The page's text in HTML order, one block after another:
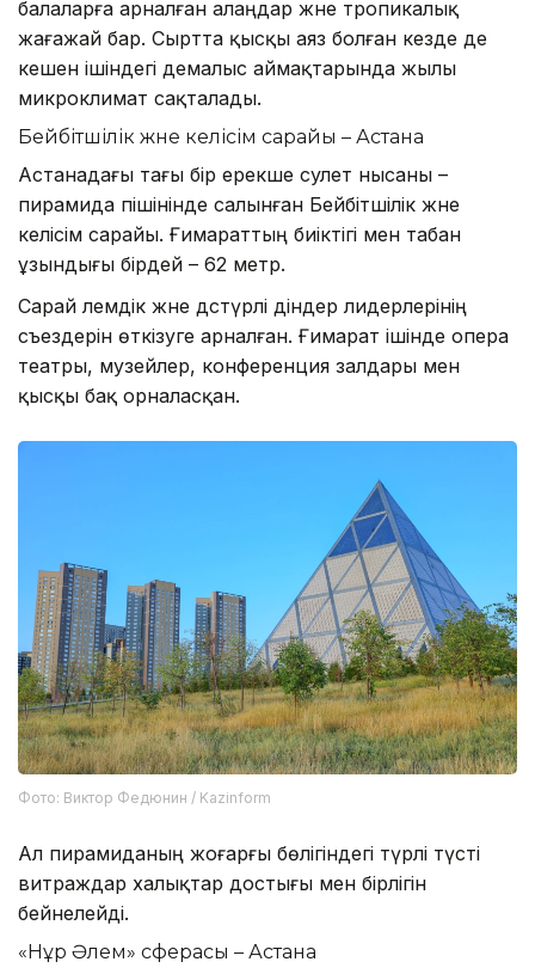
балаларға арналған алаңдар және тропикалық
жағажай бар. Сыртта қысқы аяз болған кезде де
кешен ішіндегі демалыс аймақтарында жылы
микроклимат сақталады.
Бейбітшілік және келісім сарайы – Астана
Астанадағы тағы бір ерекше сәулет нысаны –
пирамида пішінінде салынған Бейбітшілік және
келісім сарайы. Ғимараттың биіктігі мен табан
ұзындығы бірдей – 62 метр.
Сарай әлемдік және дәстүрлі діндер лидерлерінің
съездерін өткізуге арналған. Ғимарат ішінде опера
театры, музейлер, конференция залдары мен
қысқы бақ орналасқан.
Фото: Виктор Федюнин / Kazinform
Ал пирамиданың жоғарғы бөлігіндегі түрлі түсті
витраждар халықтар достығы мен бірлігін
бейнелейді.
«Нұр Әлем» сферасы – Астана